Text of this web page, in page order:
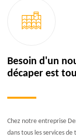
Besoin d'un
décaper est
Chez notre entreprise
dans tous les services